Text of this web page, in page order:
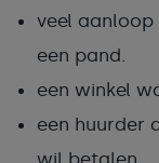
veel aanloop
een pand.
een winkel
een huurder
wil betalen.